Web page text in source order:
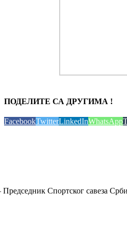
ПОДЕЛИТЕ СА ДРУГИМА !
FacebookTwitterLinkedInWhatsApp
Спортског савеза